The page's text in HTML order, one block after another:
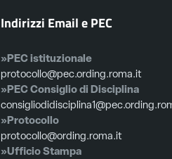
Indirizzi Email e PEC
»PEC istituzionale
protocollo@pec.ording.roma.it
»PEC Consiglio di Disciplina
»Protocollo
protocollo@ording.roma.it
»Ufficio Stampa